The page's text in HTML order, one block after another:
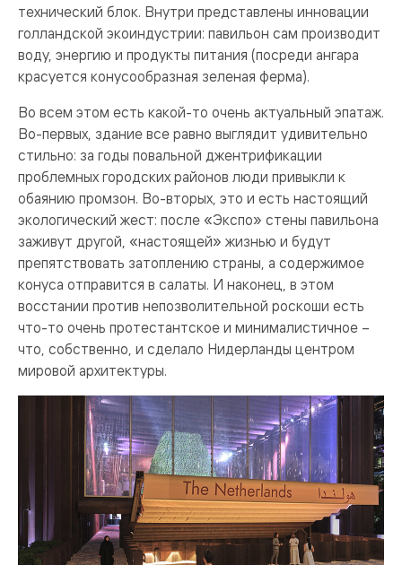
технический блок. Внутри представлены инновации
голландской экоиндустрии: павильон сам производит
воду, энергию и продукты питания (посреди ангара
красуется конусообразная зеленая ферма).
Во всем этом есть какой-то очень актуальный эпатаж.
Во-первых, здание все равно выглядит удивительно
стильно: за годы повальной джентрификации
проблемных городских районов люди привыкли к
обаянию промзон. Во-вторых, это и есть настоящий
экологический жест: после «Экспо» стены павильона
заживут другой, «настоящей» жизнью и будут
препятствовать затоплению страны, а содержимое
конуса отправится в салаты. И наконец, в этом
восстании против непозволительной роскоши есть
что-то очень протестантское и минималистичное –
что, собственно, и сделало Нидерланды центром
мировой архитектуры.